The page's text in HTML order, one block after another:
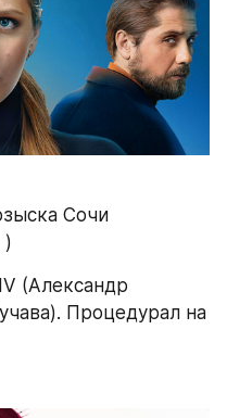
Сочи
)
(Александр
Процедурал на